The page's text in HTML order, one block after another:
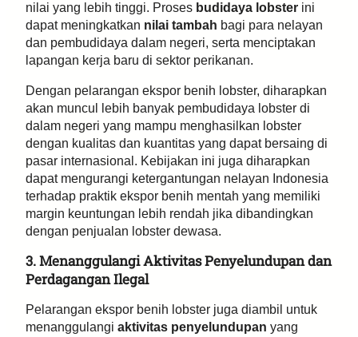
nilai yang lebih tinggi. Proses budidaya lobster ini
dapat meningkatkan nilai tambah bagi para nelayan
dan pembudidaya dalam negeri, serta menciptakan
lapangan kerja baru di sektor perikanan.
Dengan pelarangan ekspor benih lobster, diharapkan
akan muncul lebih banyak pembudidaya lobster di
dalam negeri yang mampu menghasilkan lobster
dengan kualitas dan kuantitas yang dapat bersaing di
pasar internasional. Kebijakan ini juga diharapkan
dapat mengurangi ketergantungan nelayan Indonesia
terhadap praktik ekspor benih mentah yang memiliki
margin keuntungan lebih rendah jika dibandingkan
dengan penjualan lobster dewasa.
3. Menanggulangi Aktivitas Penyelundupan dan
Perdagangan Ilegal
Pelarangan ekspor benih lobster juga diambil untuk
menanggulangi aktivitas penyelundupan yang